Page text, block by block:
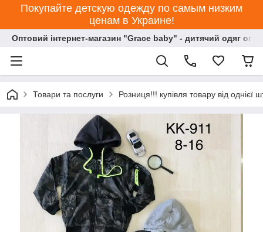
Покупайте детскую одежду по самым низким
ценам в Украине!
Оптовий інтернет-магазин "Grace baby" - дитячий одяг
Товари та послуги Розниця!!! купівля товару від однієї